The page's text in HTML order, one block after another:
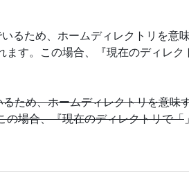
るため、ホームディレクトリを意
す。この場合、『現在のディレク
ため、ホームディレクトリを意味
場合、『現在のディレクトリで「